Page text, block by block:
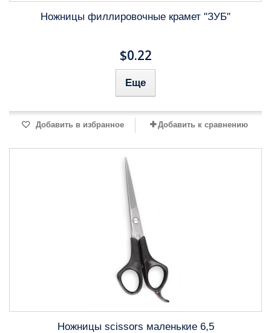
Ножницы филлировочные крамет "ЗУБ"
$0.22
Еще
Добавить в избранное Добавить к сравнению
Ножницы scissors маленькие 6,5